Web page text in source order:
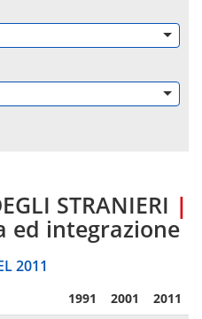
STRANIERI |
ed integrazione
2011
1991 2001 2011